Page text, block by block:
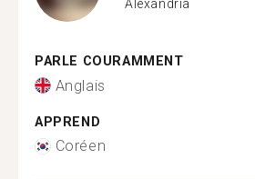
Alexandria
PARLE COURAMMENT
Anglais
APPREND
Coréen